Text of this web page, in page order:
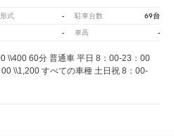
式 - 駐車台数 69台
- 車高 -
\\400 60分 普通車 平日 8：00-23：00
\\1,200 すべての車種 土日祝 8：00-